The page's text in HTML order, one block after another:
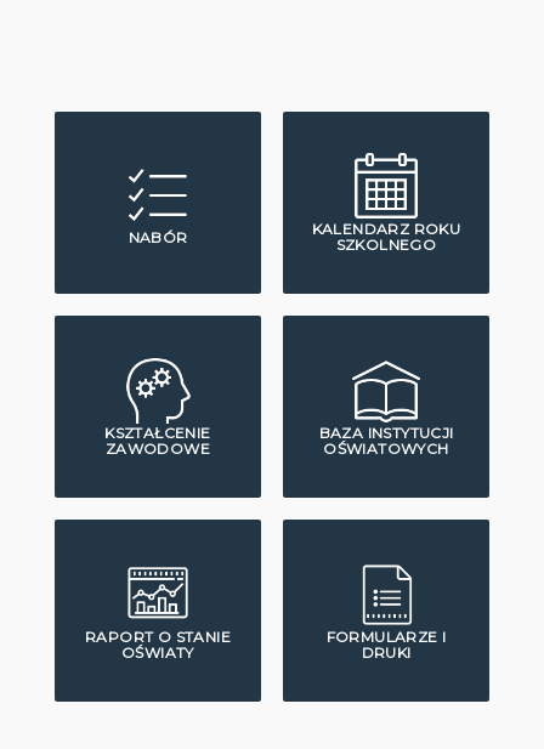
NABÓR
KALENDARZ ROKU
SZKOLNEGO
KSZTAŁCENIE
ZAWODOWE
BAZA INSTYTUCJI
OŚWIATOWYCH
RAPORT O STANIE
OŚWIATY
FORMULARZE I
DRUKI